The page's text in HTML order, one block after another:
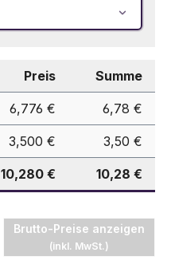
Preis Summe
6,776 € 6,78 €
3,500 € 3,50 €
10,280 € 10,28 €
Brutto-Preise anzeigen
(inkl. MwSt.)